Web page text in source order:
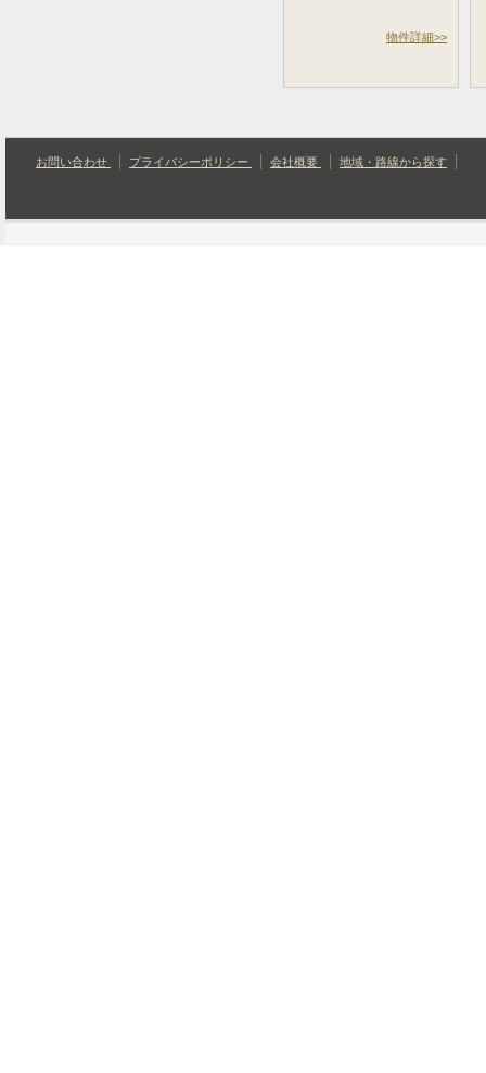
物件詳細>>
お問い合わせ プライバシーポリシー 会社概要 地域・路線から探す